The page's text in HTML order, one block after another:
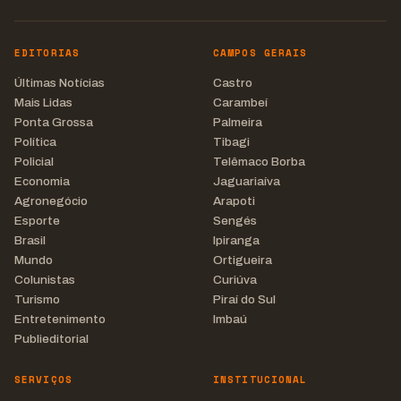
EDITORIAS
Últimas Notícias
Mais Lidas
Ponta Grossa
Política
Policial
Economia
Agronegócio
Esporte
Brasil
Mundo
Colunistas
Turismo
Entretenimento
Publieditorial
CAMPOS GERAIS
Castro
Carambeí
Palmeira
Tibagi
Telêmaco Borba
Jaguariaíva
Arapoti
Sengés
Ipiranga
Ortigueira
Curiúva
Piraí do Sul
Imbaú
SERVIÇOS INSTITUCIONAL